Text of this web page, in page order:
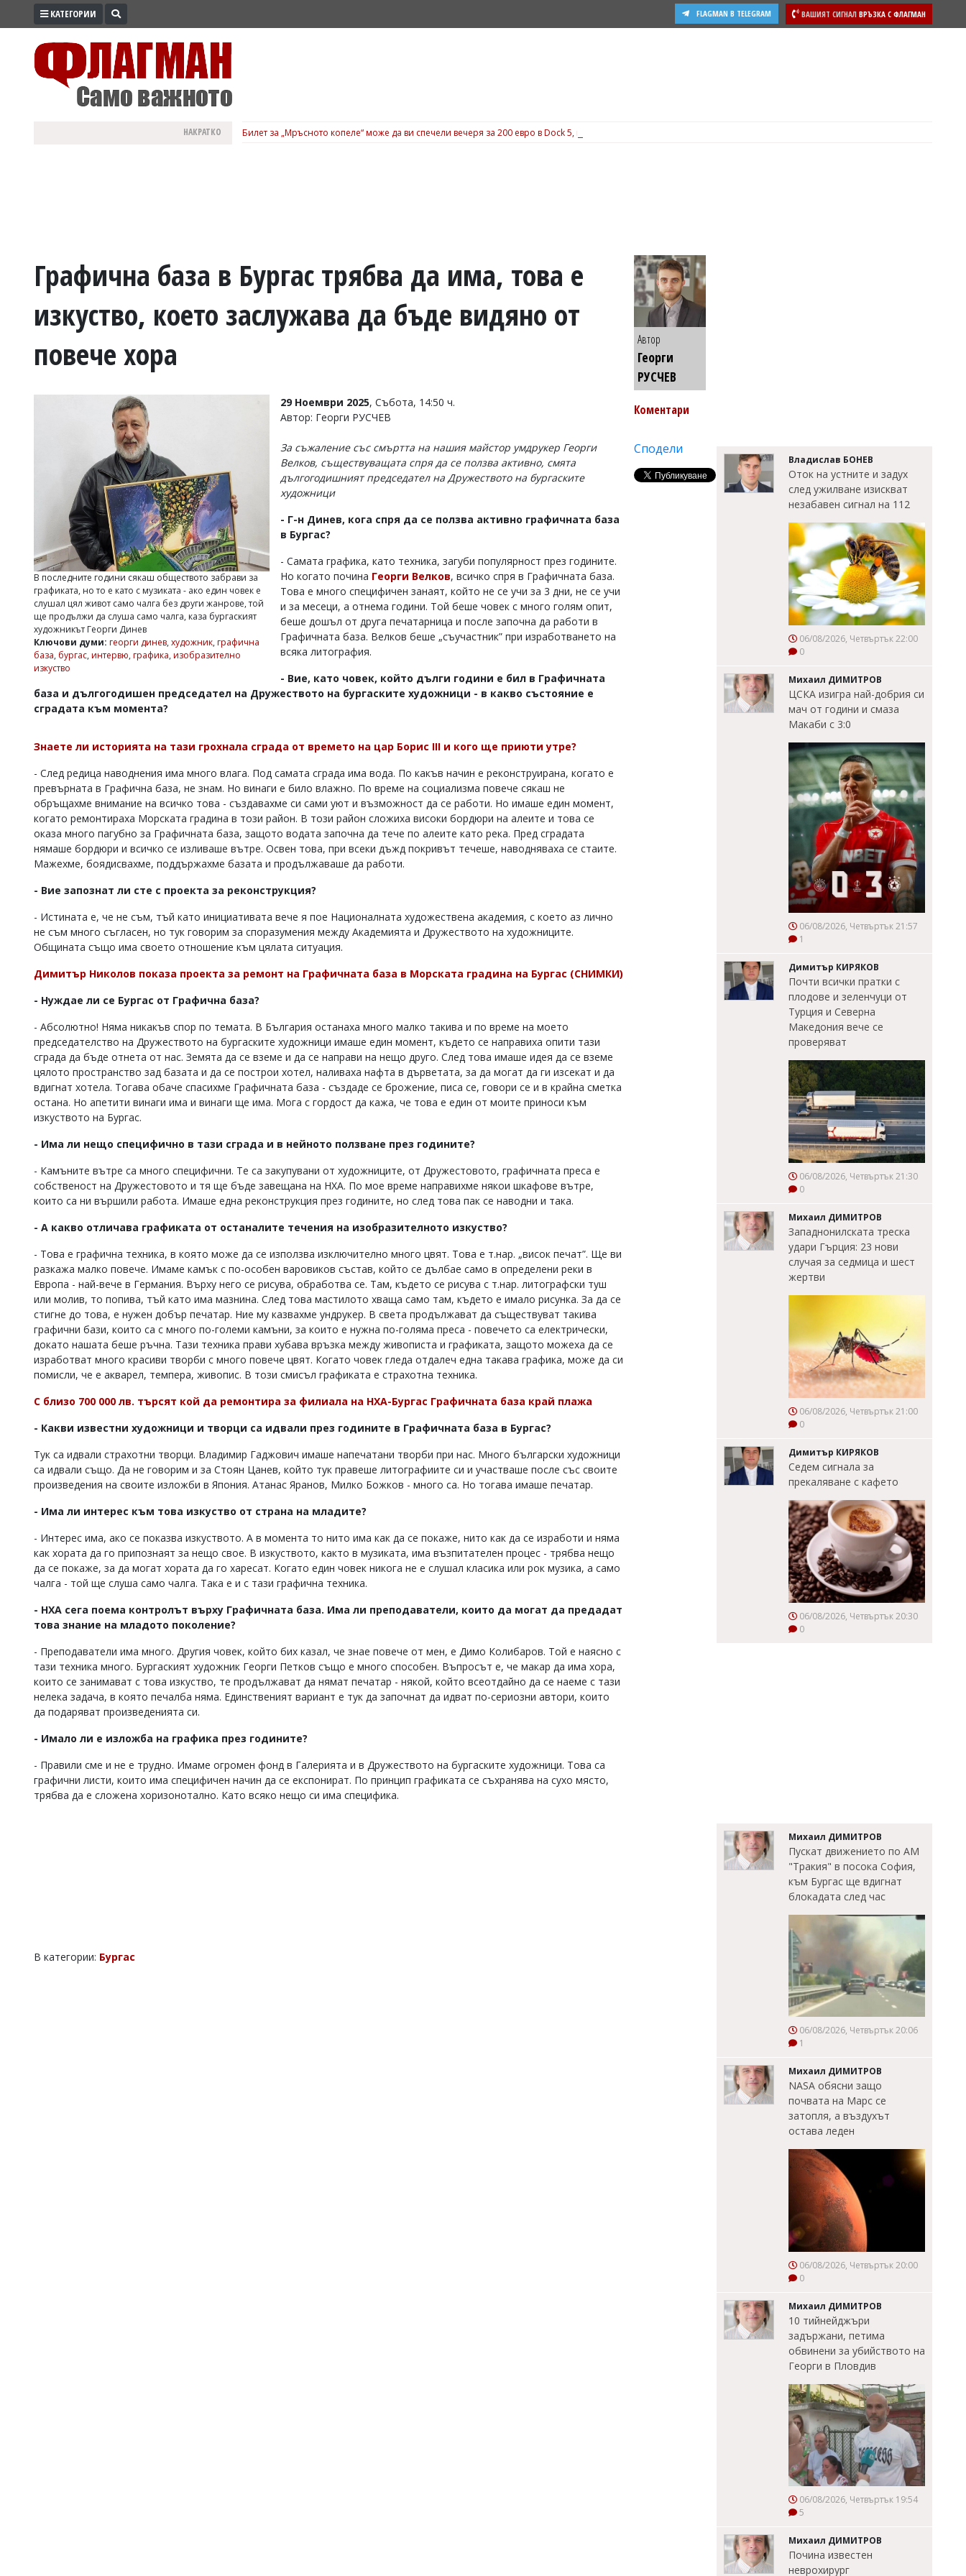
ПРОМО
ВОЙНАТА
УКРАЙНА
РАЗСЛЕДВАНЕ
БИЗНЕС
v.vasilev@flagman.bg
k.kassabova@flagman.bg
Главен
редактор:
office@flagman.bg
Коментарите
въвеждат
отговорност
откриете
обиден
сигнализирайте
КАТЕГОРИИ ВАШИЯТ СИГНАЛ ВРЪЗКА С ФЛАГМАН
FLAGMAN В TELEGRAM
НАКРАТКО Билет за „Мръсното копеле“ може да ви спечели вечеря за 200 евро в Dock 5, вижте подробности
Графична база в Бургас трябва да има, това е
изкуство, което заслужава да бъде видяно от
повече хора
В последните години сякаш обществото забрави за
графиката, но то е като с музиката - ако един човек е
слушал цял живот само чалга без други жанрове, той
ще продължи да слуша само чалга, каза бургаският
художникът Георги Динев
Ключови думи: георги динев, художник, графична
база, бургас, интервю, графика, изобразително
изкуство
29 Ноември 2025, Събота, 14:50 ч.
Автор: Георги РУСЧЕВ
За съжаление със смъртта на нашия майстор умдрукер Георги
Велков, съществуващата спря да се ползва активно, смята
дългогодишният председател на Дружеството на бургаските
художници
- Г-н Динев, кога спря да се ползва активно графичната база
в Бургас?
- Самата графика, като техника, загуби популярност през годините.
Но когато почина Георги Велков, всичко спря в Графичната база.
Това е много специфичен занаят, който не се учи за 3 дни, не се учи
и за месеци, а отнема години. Той беше човек с много голям опит,
беше дошъл от друга печатарница и после започна да работи в
Графичната база. Велков беше „съучастник” при изработването на
всяка литография.
- Вие, като човек, който дълги години е бил в Графичната
база и дългогодишен председател на Дружеството на бургаските художници - в какво състояние е
сградата към момента?
Знаете ли историята на тази грохнала сграда от времето на цар Борис III и кого ще приюти утре?
- След редица наводнения има много влага. Под самата сграда има вода. По какъв начин е реконструирана, когато е
превърната в Графична база, не знам. Но винаги е било влажно. По време на социализма повече сякаш не
обръщахме внимание на всичко това - създавахме си сами уют и възможност да се работи. Но имаше един момент,
когато ремонтираха Морската градина в този район. В този район сложиха високи бордюри на алеите и това се
оказа много пагубно за Графичната база, защото водата започна да тече по алеите като река. Пред сградата
нямаше бордюри и всичко се изливаше вътре. Освен това, при всеки дъжд покривът течеше, наводняваха се стаите.
Мажехме, боядисвахме, поддържахме базата и продължаваше да работи.
- Вие запознат ли сте с проекта за реконструкция?
- Истината е, че не съм, тъй като инициативата вече я пое Националната художествена академия, с което аз лично
не съм много съгласен, но тук говорим за споразумения между Академията и Дружеството на художниците.
Общината също има своето отношение към цялата ситуация.
Димитър Николов показа проекта за ремонт на Графичната база в Морската градина на Бургас (СНИМКИ)
- Нуждае ли се Бургас от Графична база?
- Абсолютно! Няма никакъв спор по темата. В България останаха много малко такива и по време на моето
председателство на Дружеството на бургаските художници имаше един момент, където се направиха опити тази
сграда да бъде отнета от нас. Земята да се вземе и да се направи на нещо друго. След това имаше идея да се вземе
цялото пространство зад базата и да се построи хотел, наливаха нафта в дърветата, за да могат да ги изсекат и да
вдигнат хотела. Тогава обаче спасихме Графичната база - създаде се брожение, писа се, говори се и в крайна сметка
остана. Но апетити винаги има и винаги ще има. Мога с гордост да кажа, че това е един от моите приноси към
изкуството на Бургас.
- Има ли нещо специфично в тази сграда и в нейното ползване през годините?
- Камъните вътре са много специфични. Те са закупувани от художниците, от Дружестовото, графичната преса е
собственост на Дружестовото и тя ще бъде завещана на НХА. По мое време направихме някои шкафове вътре,
които са ни вършили работа. Имаше една реконструкция през годините, но след това пак се наводни и така.
- А какво отличава графиката от останалите течения на изобразителното изкуство?
- Това е графична техника, в която може да се използва изключително много цвят. Това е т.нар. „висок печат”. Ще ви
разкажа малко повече. Имаме камък с по-особен варовиков състав, който се дълбае само в определени реки в
Европа - най-вече в Германия. Върху него се рисува, обработва се. Там, където се рисува с т.нар. литографски туш
или молив, то попива, тъй като има мазнина. След това мастилото хваща само там, където е имало рисунка. За да се
стигне до това, е нужен добър печатар. Ние му казвахме ундрукер. В света продължават да съществуват такива
графични бази, които са с много по-големи камъни, за които е нужна по-голяма преса - повечето са електрически,
докато нашата беше ръчна. Тази техника прави хубава връзка между живописта и графиката, защото можеха да се
изработват много красиви творби с много повече цвят. Когато човек гледа отдалеч една такава графика, може да си
помисли, че е акварел, темпера, живопис. В този смисъл графиката е страхотна техника.
С близо 700 000 лв. търсят кой да ремонтира за филиала на НХА-Бургас Графичната база край плажа
- Какви известни художници и творци са идвали през годините в Графичната база в Бургас?
Тук са идвали страхотни творци. Владимир Гаджович имаше напечатани творби при нас. Много български художници
са идвали също. Да не говорим и за Стоян Цанев, който тук правеше литографиите си и участваше после със своите
произведения на своите изложби в Япония. Атанас Яранов, Милко Божков - много са. Но тогава имаше печатар.
- Има ли интерес към това изкуство от страна на младите?
- Интерес има, ако се показва изкуството. А в момента то нито има как да се покаже, нито как да се изработи и няма
как хората да го припознаят за нещо свое. В изкуството, както в музиката, има възпитателен процес - трябва нещо
да се покаже, за да могат хората да го харесат. Когато един човек никога не е слушал класика или рок музика, а само
чалга - той ще слуша само чалга. Така е и с тази графична техника.
- НХА сега поема контролът върху Графичната база. Има ли преподаватели, които да могат да предадат
това знание на младото поколение?
- Преподаватели има много. Другия човек, който бих казал, че знае повече от мен, е Димо Колибаров. Той е наясно с
тази техника много. Бургаският художник Георги Петков също е много способен. Въпросът е, че макар да има хора,
които се занимават с това изкуство, те продължават да нямат печатар - някой, който всеотдайно да се наеме с тази
нелека задача, в която печалба няма. Единственият вариант е тук да започнат да идват по-сериозни автори, които
да подаряват произведенията си.
- Имало ли е изложба на графика през годините?
- Правили сме и не е трудно. Имаме огромен фонд в Галерията и в Дружеството на бургаските художници. Това са
графични листи, които има специфичен начин да се експонират. По принцип графиката се съхранява на сухо място,
трябва да е сложена хоризонотално. Като всяко нещо си има специфика.
В категории: Бургас
Автор
Георги
РУСЧЕВ
Коментари
Сподели
Владислав БОНЕВ
Оток на устните и задух
след ужилване изискват
незабавен сигнал на 112
06/08/2026, Четвъртък 22:00
0
Михаил ДИМИТРОВ
ЦСКА изигра най-добрия си
мач от години и смаза
Макаби с 3:0
06/08/2026, Четвъртък 21:57
1
Димитър КИРЯКОВ
Почти всички пратки с
плодове и зеленчуци от
Турция и Северна
Македония вече се
проверяват
06/08/2026, Четвъртък 21:30
0
Михаил ДИМИТРОВ
Западнонилската треска
удари Гърция: 23 нови
случая за седмица и шест
жертви
06/08/2026, Четвъртък 21:00
0
Димитър КИРЯКОВ
Седем сигнала за
прекаляване с кафето
06/08/2026, Четвъртък 20:30
0
Михаил ДИМИТРОВ
Пускат движението по АМ
"Тракия" в посока София,
към Бургас ще вдигнат
блокадата след час
06/08/2026, Четвъртък 20:06
1
Михаил ДИМИТРОВ
NASA обясни защо
почвата на Марс се
затопля, а въздухът
остава леден
06/08/2026, Четвъртък 20:00
0
Михаил ДИМИТРОВ
10 тийнейджъри
задържани, петима
обвинени за убийството на
Георги в Пловдив
06/08/2026, Четвъртък 19:54
5
Михаил ДИМИТРОВ
Почина известен
неврохирург